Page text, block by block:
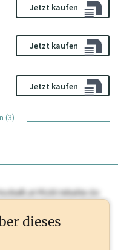
Jetzt kaufen
Jetzt kaufen
Jetzt kaufen
(3)
PLUS Inhaltedie
Sie dieses Profil frei
sehen. wirtschaft.at PLUS
und viele
dieses